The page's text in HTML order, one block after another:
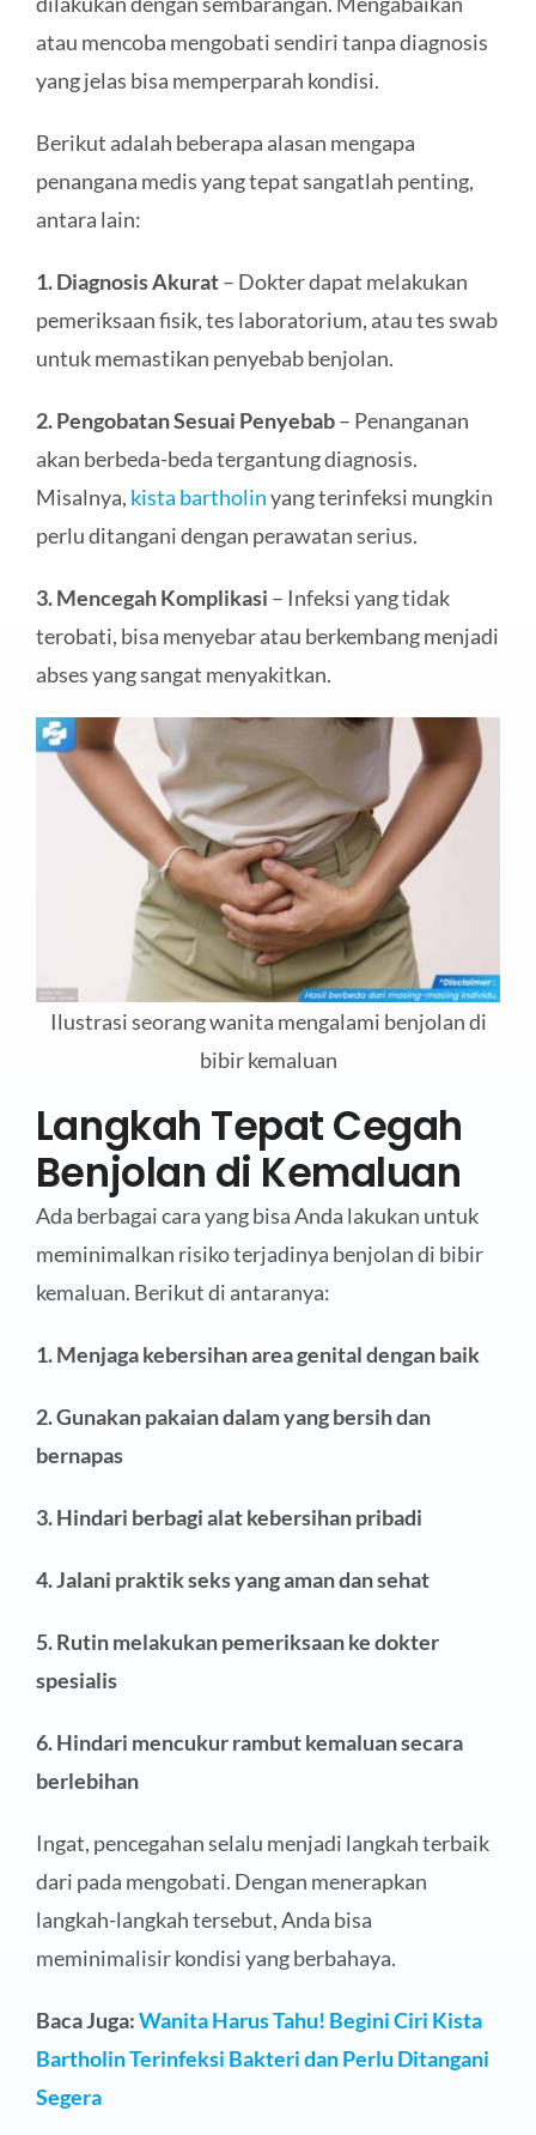
atau mencoba mengobati sendiri tanpa diagnosis
yang jelas bisa memperparah kondisi.
Berikut adalah beberapa alasan mengapa
penangana medis yang tepat sangatlah penting,
antara lain:
1. Diagnosis Akurat– Dokter dapat melakukan
pemeriksaan fisik, tes laboratorium, atau tes swab
untuk memastikan penyebab benjolan.
2. Pengobatan Sesuai Penyebab– Penanganan
akan berbeda-beda tergantung diagnosis.
Misalnya, kista bartholinyang terinfeksi mungkin
perlu ditangani dengan perawatan serius.
3. Mencegah Komplikasi – Infeksi yang tidak
terobati, bisa menyebar atau berkembang menjadi
abses yang sangat menyakitkan.
Ilustrasi seorang wanita mengalami benjolan di
bibir kemaluan
Langkah Tepat Cegah
Benjolan di Kemaluan
Ada berbagai cara yang bisa Anda lakukan untuk
meminimalkan risiko terjadinya benjolan di bibir
kemaluan. Berikut di antaranya:
1. Menjaga kebersihan area genital dengan baik
2. Gunakan pakaian dalam yang bersih dan
bernapas
3. Hindari berbagi alat kebersihan pribadi
4. Jalani praktik seks yang aman dan sehat
5. Rutin melakukan pemeriksaan ke dokter
spesialis
6. Hindari mencukur rambut kemaluan secara
berlebihan
Ingat, pencegahan selalu menjadi langkah terbaik
dari pada mengobati. Dengan menerapkan
langkah-langkah tersebut, Anda bisa
meminimalisir kondisi yang berbahaya.
Baca Juga:Wanita Harus Tahu! Begini Ciri Kista
Bartholin Terinfeksi Bakteri dan Perlu Ditangani
Segera